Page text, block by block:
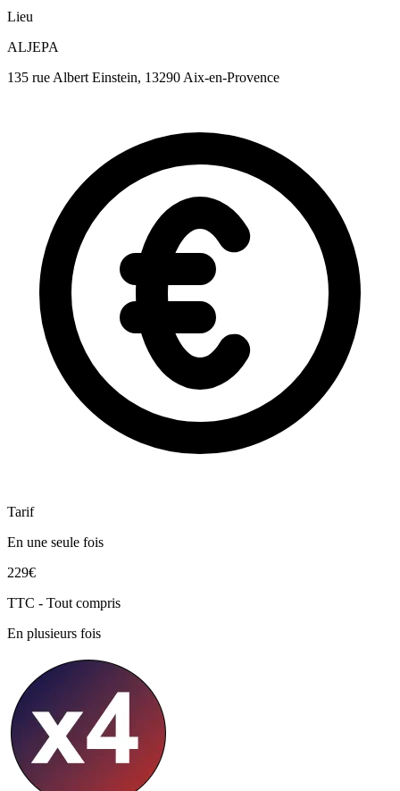
Lieu
ALJEPA
135 rue Albert Einstein, 13290 Aix-en-Provence
Tarif
En une seule fois
229€
TTC - Tout compris
En plusieurs fois